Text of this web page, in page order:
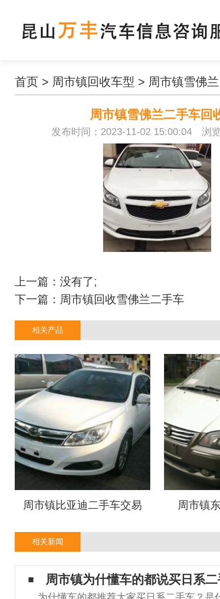
首页 > 周市镇回收车型 > 周市镇雪佛兰
周市镇雪佛兰二手车回
发布时间：2023-11-02 15:00:04 浏
上一篇：没有了;
下一篇： 周市镇回收雪佛兰二手车
相关产品
周市镇比亚迪二手车交易 周市镇
相关新闻
周市镇为什懂车的都说买日系